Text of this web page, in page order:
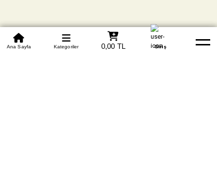
0850 305 09 70
Beden Tablosu Banka Hesapları Whatsapp Yardım
Ana Sayfa Kategoriler 0,00 TL Giriş